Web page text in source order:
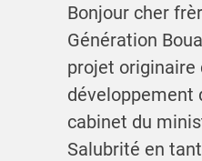
Bonjour cher
Génération
projet originaire
développement
cabinet du
Salubrité en